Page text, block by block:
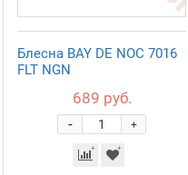
Блесна BAY DE NOC 7016
FLT NGN
689 руб.
+
-